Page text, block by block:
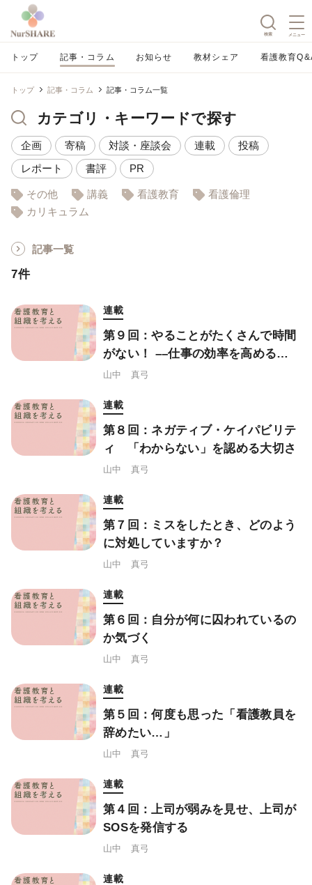
検索 メニュー
トップ 記事・コラム お知らせ 教材シェア 看護教育
トップ 記事・コラム 記事・コラム一覧
カテゴリ・キーワードで探す
企画 寄稿 対談・座談会 連載
投稿
レポート
書評 PR
その他 講義 看護教育
看護倫理
カリキュラム
記事一覧
7件
連載
第９回：やることがたくさんで時間
がない！ ––仕事の効率を高めるた
めの、私の新習慣
山中 真弓
連載
第８回：ネガティブ・ケイパビリテ
ィ 「わからない」を認める大切さ
山中 真弓
連載
第７回：ミスをしたとき、どのよう
に対処していますか？
山中 真弓
連載
第６回：自分が何に囚われているの
か気づく
山中 真弓
連載
第５回：何度も思った「看護教員を
辞めたい…」
山中 真弓
連載
第４回：上司が弱みを見せ、上司が
SOSを発信する
山中 真弓
連載